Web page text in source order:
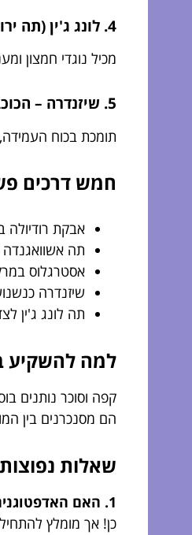
4. לונג ג'ין (תה ירוק סיני) – אנרגיה טבעית ובריאה
מכיל נוגדי חמצון
5. שיזנדרה – הכוכבת החדשה של החיוניות
תומכת בכוח
חמש דרכים
אבקת רודיולה
תה
אסטרגלוס
שיזנדרה
תה לונג ג'ין
למה להשקיע
קפה וסוכר נותנים
הם מסנכרנים בין
שאלות
1. האם האדפטוגנים בטוחים לשימוש יומיומי?
כן! אך מומלץ להתחיל